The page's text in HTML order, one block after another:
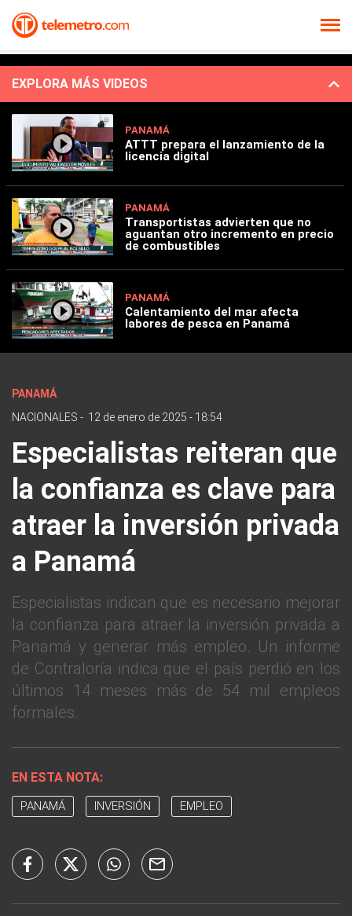
EXPLORA MÁS VIDEOS
PANAMÁ
ATTT prepara el lanzamiento de la
licencia digital
PANAMÁ
Transportistas advierten que no
aguantan otro incremento en precio
de combustibles
PANAMÁ
Calentamiento del mar afecta
labores de pesca en Panamá
PANAMÁ
NACIONALES - 12 de enero de 2025 - 18:54
Especialistas reiteran que
la confianza es clave para
atraer la inversión privada
a Panamá
Especialistas indican que es necesario mejorar
la confianza para atraer la inversión privada a
Panamá y generar más empleo. Un informe
de Contraloría indica que el país perdió en los
últimos 14 meses más de 54 mil empleos
formales.
EN ESTA NOTA:
PANAMÁ INVERSIÓN EMPLEO